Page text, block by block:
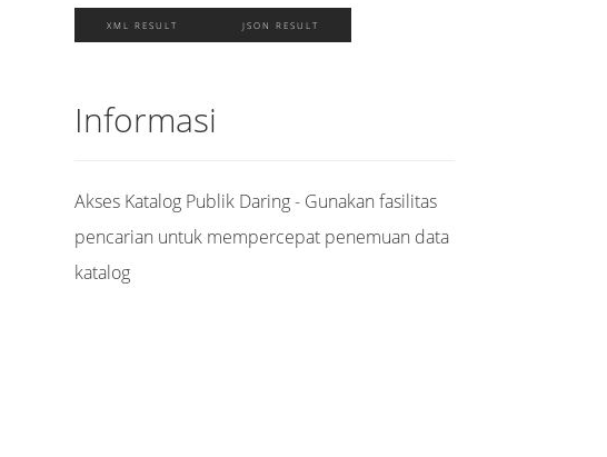
XML RESULT JSON RESULT
Informasi
Akses Katalog Publik Daring - Gunakan fasilitas
pencarian untuk mempercepat penemuan data
katalog